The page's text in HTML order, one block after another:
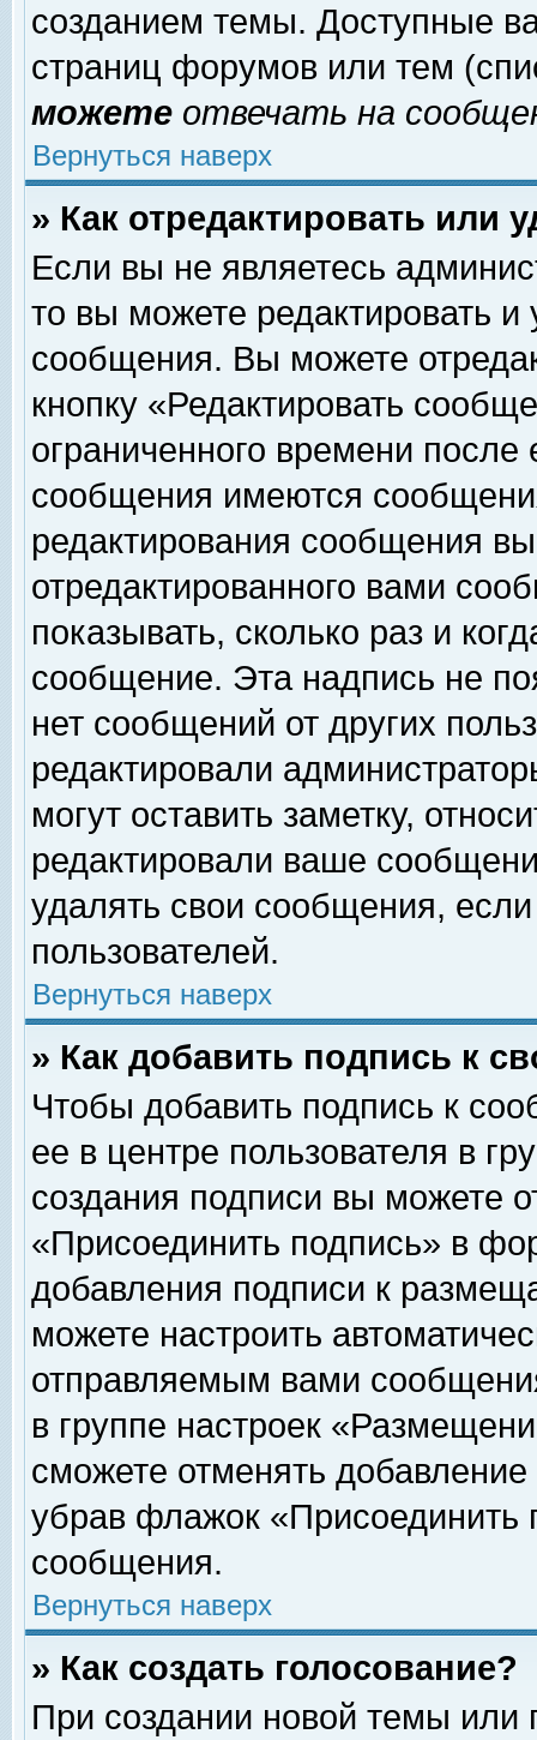
созданием темы. Доступные
страниц форумов или тем
можете отвечать на
Вернуться наверх
» Как отредактировать или
Если вы не являетесь
то вы можете редактировать и
сообщения. Вы можете
кнопку «Редактировать
ограниченного времени
сообщения имеются
редактирования сообщения
отредактированного вами
показывать, сколько раз и
сообщение. Эта надпись не
нет сообщений от других
редактировали
могут оставить заметку,
редактировали ваше
удалять свои сообщения,
пользователей.
Вернуться наверх
» Как добавить подпись к
Чтобы добавить подпись к
ее в центре пользователя в
создания подписи вы можете
«Присоединить подпись» в
добавления подписи к
можете настроить
отправляемым вами
в группе настроек
сможете отменять
убрав флажок «Присоединить
сообщения.
Вернуться наверх
» Как создать голосование?
При создании новой темы или